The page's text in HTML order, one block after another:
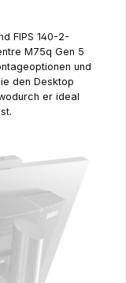
FIPS 140-2-
M75q Gen 5
und
den Desktop
er ideal